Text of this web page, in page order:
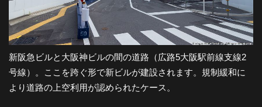
新阪急ビルと大阪神ビルの間の道路（広路5大阪駅前線支線2
号線）。ここを跨ぐ形で新ビルが建設されます。規制緩和に
より道路の上空利用が認められたケース。